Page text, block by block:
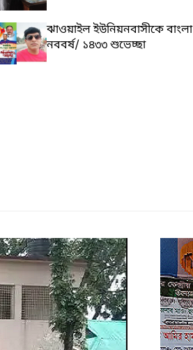
ঝাওয়াইল ইউনিয়নবাসীকে বাংলা
নববর্ষ/ ১৪৩৩ শুভেচ্ছা